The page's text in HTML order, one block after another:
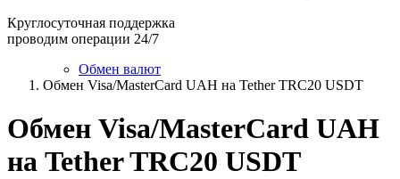
Круглосуточная поддержка
проводим операции 24/7
Обмен валют
Обмен Visa/MasterCard UAH на Tether TRC20 USDT
Обмен Visa/MasterCard UAH
на Tether TRC20 USDT